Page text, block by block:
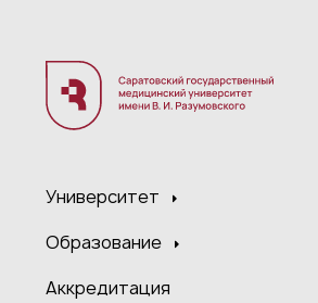
Университет
Образование
Аккредитация